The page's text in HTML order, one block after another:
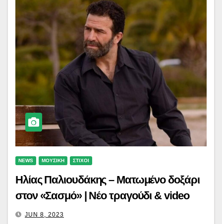
NEWS ΜΟΥΣΙΚΗ ΣΤΙΧΟΙ
Ηλίας Παλιουδάκης – Ματωμένο δοξάρι
στον «Σασμό» | Νέο τραγούδι & video
JUN 8, 2023